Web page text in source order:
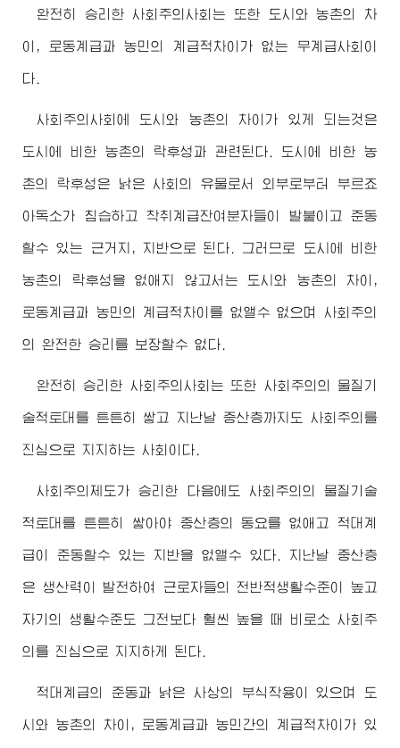
완전히 승리한 사회주의사회는 또한 도시와 농촌의 차
이, 로동계급과 농민의 계급적차이가 없는 무계급사회이
다.
사회주의사회에 도시와 농촌의 차이가 있게 되는것은
도시에 비한 농촌의 락후성과 관련된다. 도시에 비한 농
촌의 락후성은 낡은 사회의 유물로서 외부로부터 부르죠
아독소가 침습하고 착취계급잔여분자들이 발붙이고 준동
할수 있는 근거지, 지반으로 된다. 그러므로 도시에 비한
농촌의 락후성을 없애지 않고서는 도시와 농촌의 차이,
로동계급과 농민의 계급적차이를 없앨수 없으며 사회주의
의 완전한 승리를 보장할수 없다.
완전히 승리한 사회주의사회는 또한 사회주의의 물질기
술적토대를 튼튼히 쌓고 지난날 중산층까지도 사회주의를
진심으로 지지하는 사회이다.
사회주의제도가 승리한 다음에도 사회주의의 물질기술
적토대를 튼튼히 쌓아야 중산층의 동요를 없애고 적대계
급이 준동할수 있는 지반을 없앨수 있다. 지난날 중산층
은 생산력이 발전하여 근로자들의 전반적생활수준이 높고
자기의 생활수준도 그전보다 훨씬 높을 때 비로소 사회주
의를 진심으로 지지하게 된다.
적대계급의 준동과 낡은 사상의 부식작용이 있으며 도
시와 농촌의 차이, 로동계급과 농민간의 계급적차이가 있